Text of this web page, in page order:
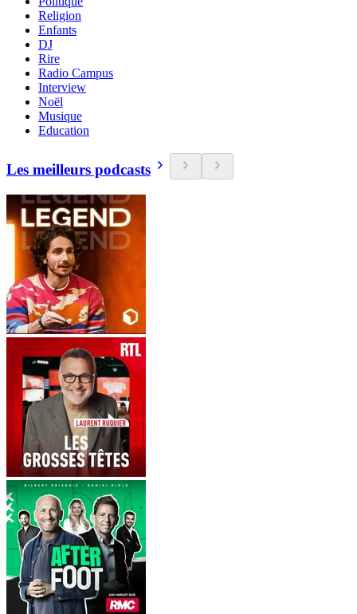
Religion
Enfants
DJ
Rire
Radio Campus
Interview
Noël
Musique
Education
Les meilleurs podcasts